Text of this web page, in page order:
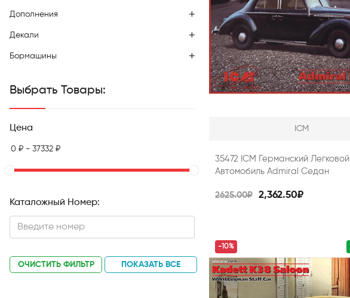
ICM
35472 ICM Германский Легковой
Автомобиль Admiral Седан
2625.00₽ 2,362.50₽
-10%
Дополнения
Декали
Бормашины
Выбрать Товары:
Цена
Каталожный Номер:
ОЧИСТИТЬ ФИЛЬТР ПОКАЗАТЬ ВСЕ